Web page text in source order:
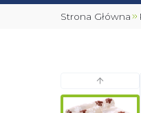
Strona Główna